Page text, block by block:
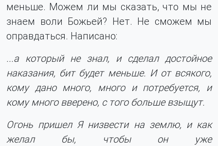
меньше. Можем ли мы сказать, что мы не
знаем воли Божьей? Нет. Не сможем мы
оправдаться. Написано:
...а который не знал, и сделал достойное
наказания, бит будет меньше. И от всякого,
кому дано много, много и потребуется, и
кому много вверено, с того больше взыщут.
Огонь пришел Я низвести на землю, и как
желал бы, чтобы он уже